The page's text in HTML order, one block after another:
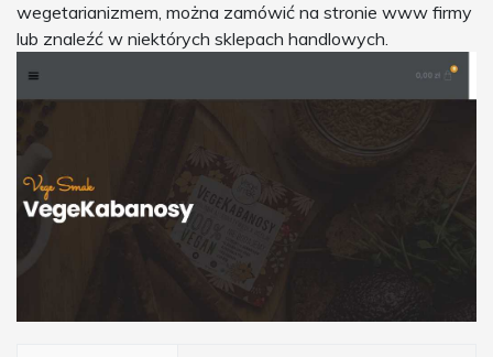
wegetarianizmem, można zamówić na stronie www firmy
lub znaleźć w niektórych sklepach handlowych.